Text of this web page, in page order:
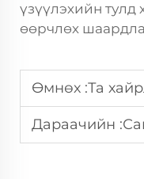
үзүүлэхийн тулд
өөрчлөх
Өмнөх :Та хайрлах
Дараачийн :Сав